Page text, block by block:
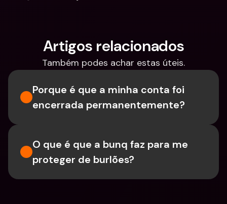
Artigos relacionados
Também podes achar estas úteis.
Porque é que a minha conta foi
encerrada permanentemente?
O que é que a bunq faz para me
proteger de burlões?